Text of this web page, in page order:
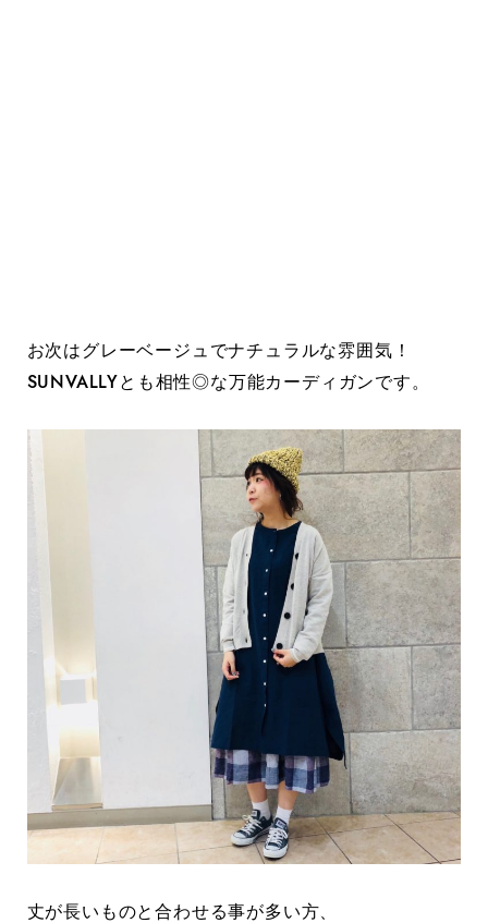
お次はグレーベージュでナチュラルな雰囲気！
SUNVALLYとも相性◎な万能カーディガンです。
丈が長いものと合わせる事が多い方、